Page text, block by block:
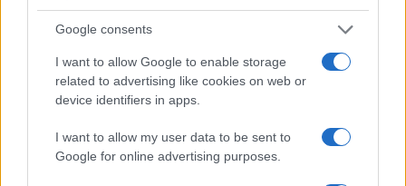
Google consents
I want to allow Google to enable storage
related to advertising like cookies on web or
device identifiers in apps.
I want to allow my user data to be sent to
Google for online advertising purposes.
qualità, ma anche da parte degli altri investitori e
risparmiatori italiani (i dati sono tratti dalla
recente ricerca Eumetra per conto di Assoreti,
2021).